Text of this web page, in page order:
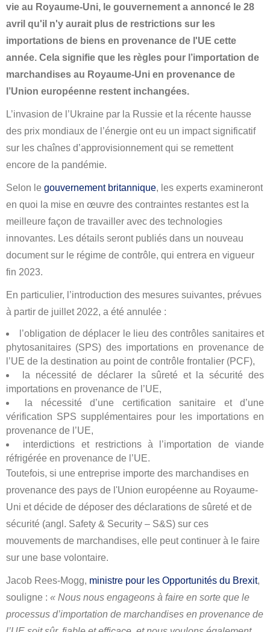
vie au Royaume-Uni, le gouvernement a annoncé le 28
avril qu'il n'y aurait plus de restrictions sur les
importations de biens en provenance de l'UE cette
année. Cela signifie que les règles pour l’importation de
marchandises au Royaume-Uni en provenance de
l’Union européenne restent inchangées.
L’invasion de l’Ukraine par la Russie et la récente hausse
des prix mondiaux de l’énergie ont eu un impact significatif
sur les chaînes d’approvisionnement qui se remettent
encore de la pandémie.
Selon le gouvernement britannique, les experts examineront
en quoi la mise en œuvre des contraintes restantes est la
meilleure façon de travailler avec des technologies
innovantes. Les détails seront publiés dans un nouveau
document sur le régime de contrôle, qui entrera en vigueur
fin 2023.
En particulier, l’introduction des mesures suivantes, prévues
à partir de juillet 2022, a été annulée :
l’obligation de déplacer le lieu des contrôles sanitaires et
phytosanitaires (SPS) des importations en provenance de
l’UE de la destination au point de contrôle frontalier (PCF),
la nécessité de déclarer la sûreté et la sécurité des
importations en provenance de l’UE,
la nécessité d’une certification sanitaire et d’une
vérification SPS supplémentaires pour les importations en
provenance de l’UE,
interdictions et restrictions à l’importation de viande
réfrigérée en provenance de l’UE.
Toutefois, si une entreprise importe des marchandises en
provenance des pays de l'Union européenne au Royaume-
Uni et décide de déposer des déclarations de sûreté et de
sécurité (angl. Safety & Security – S&S) sur ces
mouvements de marchandises, elle peut continuer à le faire
sur une base volontaire.
Jacob Rees-Mogg, ministre pour les Opportunités du Brexit,
souligne : « Nous nous engageons à faire en sorte que le
processus d’importation de marchandises en provenance de